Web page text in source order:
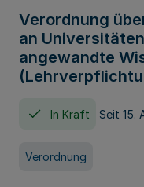
Verordnung
an
angewandte
In Kraft Seit 15.
Verordnung